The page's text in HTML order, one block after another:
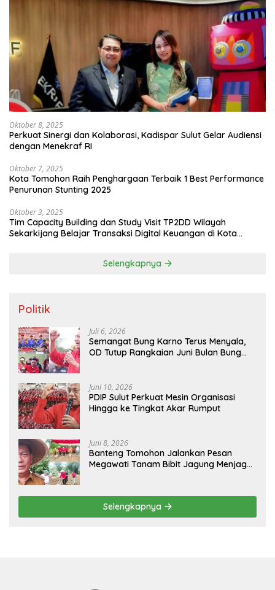
Oktober 8, 2025
Perkuat Sinergi dan Kolaborasi, Kadispar Sulut Gelar Audiensi
dengan Menekraf RI
Oktober 7, 2025
Kota Tomohon Raih Penghargaan Terbaik 1 Best Performance
Penurunan Stunting 2025
Oktober 3, 2025
Tim Capacity Building dan Study Visit TP2DD Wilayah
Sekarkijang Belajar Transaksi Digital Keuangan di Kota
Selengkapnya
Politik
Juli 6, 2026
Semangat Bung Karno Terus Menyala,
OD Tutup Rangkaian Juni Bulan Bung
Juni 10, 2026
PDIP Sulut Perkuat Mesin Organisasi
Hingga ke Tingkat Akar Rumput
Juni 8, 2026
Banteng Tomohon Jalankan Pesan
Megawati Tanam Bibit Jagung Menjaga
Selengkapnya